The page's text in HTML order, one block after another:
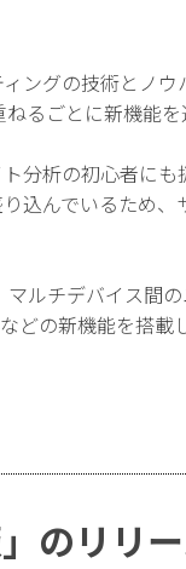
ングの技術とノ
るごとに新機能を
分析の初心者に
込んでいるため
ルチデバイス間
の新機能を搭載
のリリ